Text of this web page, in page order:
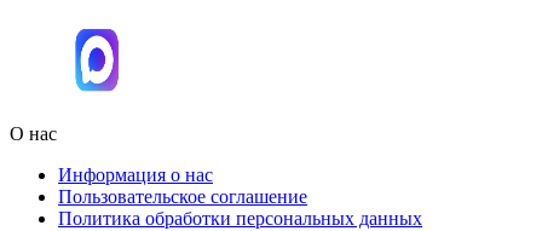
О нас
Информация о нас
Пользовательское соглашение
Политика обработки персональных данных